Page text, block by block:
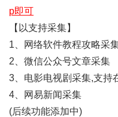
p即可
【以支持采集】
1、网络软件教程攻略采
2、微信公众号文章采集
3、电影电视剧采集,支持
4、网易新闻采集
(后续功能添加中)